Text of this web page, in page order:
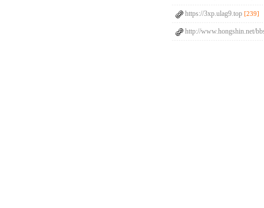
https://3xp.ulag9.top [239]
http://www.hongshin.net/